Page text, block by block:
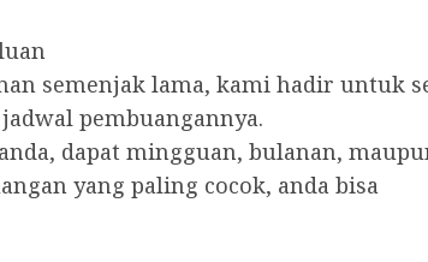
semenjak lama, kami hadir untuk
pembuangannya.
dapat mingguan, bulanan,
yang paling cocok, anda bisa